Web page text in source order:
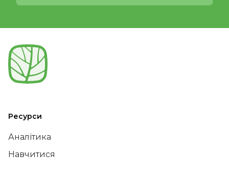
Ресурси
Аналітика
Навчитися